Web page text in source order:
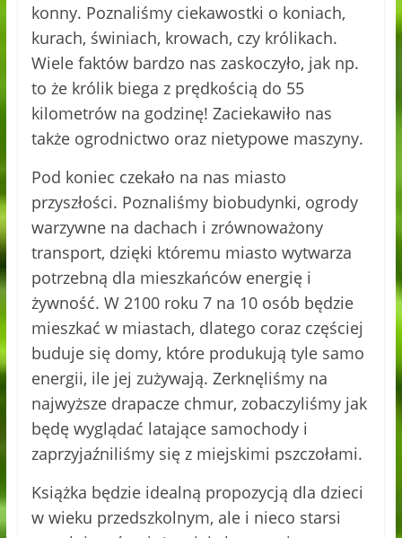
konny. Poznaliśmy ciekawostki o koniach,
kurach, świniach, krowach, czy królikach.
Wiele faktów bardzo nas zaskoczyło, jak np.
to że królik biega z prędkością do 55
kilometrów na godzinę! Zaciekawiło nas
także ogrodnictwo oraz nietypowe maszyny.
Pod koniec czekało na nas miasto
przyszłości. Poznaliśmy biobudynki, ogrody
warzywne na dachach i zrównoważony
transport, dzięki któremu miasto wytwarza
potrzebną dla mieszkańców energię i
żywność. W 2100 roku 7 na 10 osób będzie
mieszkać w miastach, dlatego coraz częściej
buduje się domy, które produkują tyle samo
energii, ile jej zużywają. Zerknęliśmy na
najwyższe drapacze chmur, zobaczyliśmy jak
będę wyglądać latające samochody i
zaprzyjaźniliśmy się z miejskimi pszczołami.
Książka będzie idealną propozycją dla dzieci
w wieku przedszkolnym, ale i nieco starsi